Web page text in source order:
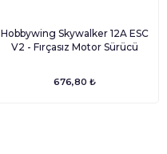
Hobbywing Skywalker 12A ESC
V2 - Fırçasız Motor Sürücü
676,80 ₺